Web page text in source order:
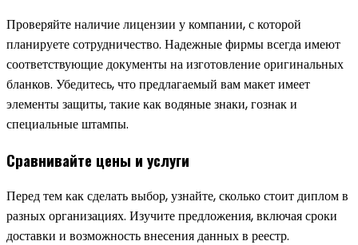
Проверяйте наличие лицензии у компании, с которой
планируете сотрудничество. Надежные фирмы всегда имеют
соответствующие документы на изготовление оригинальных
бланков. Убедитесь, что предлагаемый вам макет имеет
элементы защиты, такие как водяные знаки, гознак и
специальные штампы.
Сравнивайте цены и услуги
Перед тем как сделать выбор, узнайте, сколько стоит диплом в
разных организациях. Изучите предложения, включая сроки
доставки и возможность внесения данных в реестр.